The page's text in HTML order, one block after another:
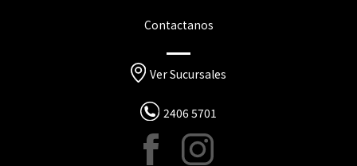
Contactanos
Ver Sucursales
2406 5701